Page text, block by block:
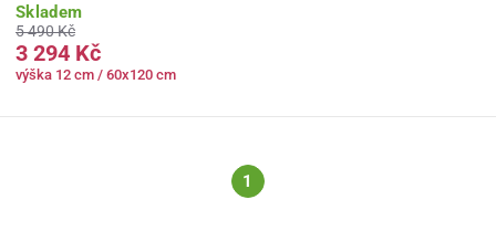
Skladem
5 490 Kč
3 294 Kč
výška 12 cm / 60x120 cm
1